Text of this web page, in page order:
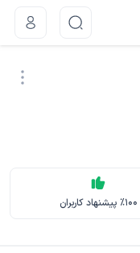
٪100 پیشنهاد کاربران